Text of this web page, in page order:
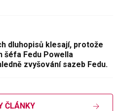
dluhopisů klesají, protože
šéfa Fedu Powella
zvyšování sazeb Fedu.
ČLÁNKY